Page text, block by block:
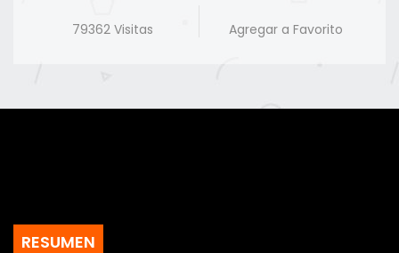
79362 Visitas Agregar a Favorito
RESUMEN